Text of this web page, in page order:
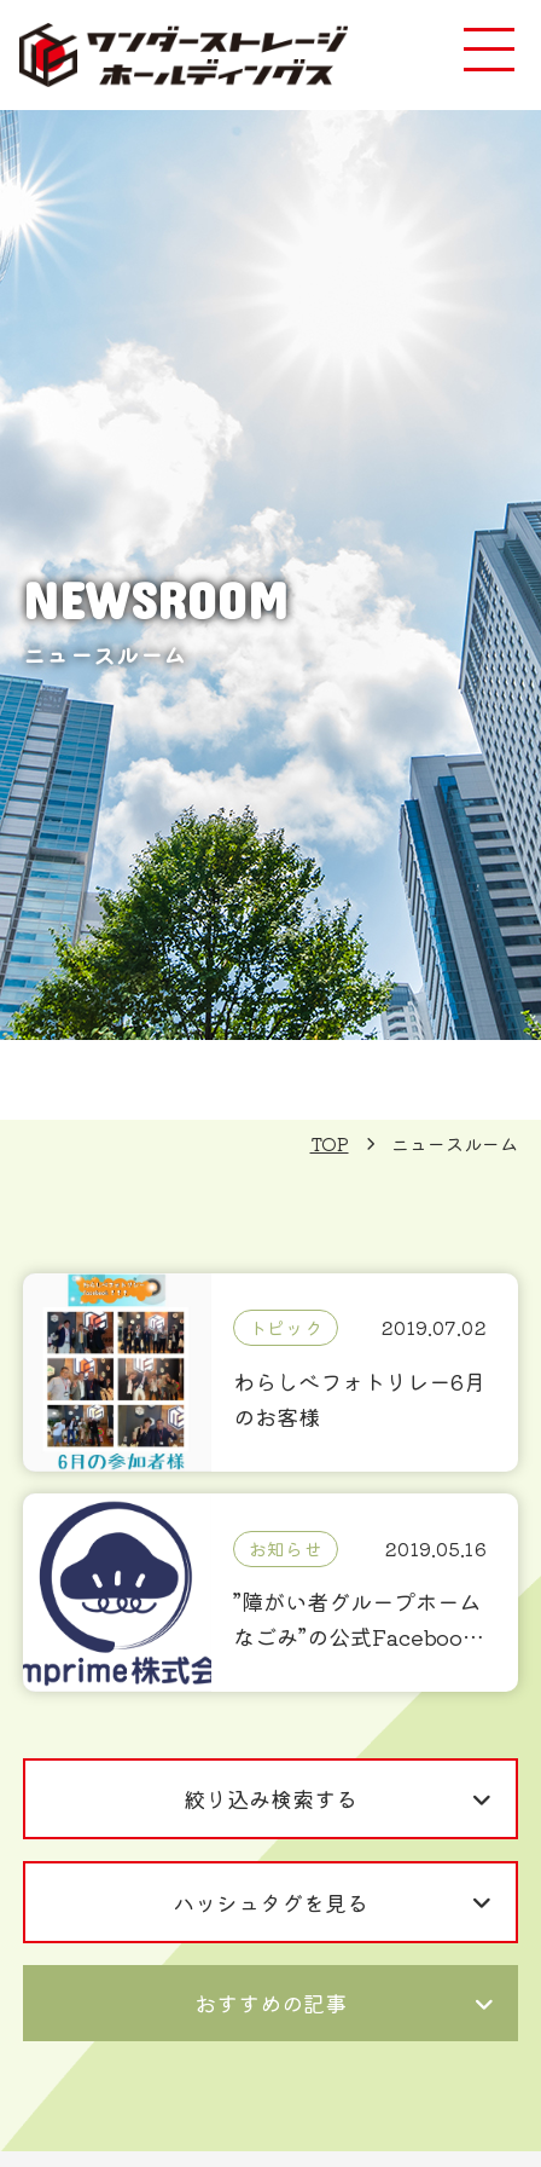
NEWSROOM
ニュースルーム
TOP ニュースルーム
トピック 2019.07.02
わらしべフォトリレー6月
のお客様
お知らせ 2019.05.16
”障がい者グループホーム
なごみ”の公式Facebook
絞り込み検索する
ハッシュタグを見る
おすすめの記事